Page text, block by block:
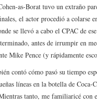
as-Borat tuvo un extraño
el actor procedió a colarse
se llevó a cabo el CPAC de
antes de irrumpir en
Mike Pence (y rápidamente
contó cómo pasó su tiempo
líneas en la botella de
tanto, me familiaricé con